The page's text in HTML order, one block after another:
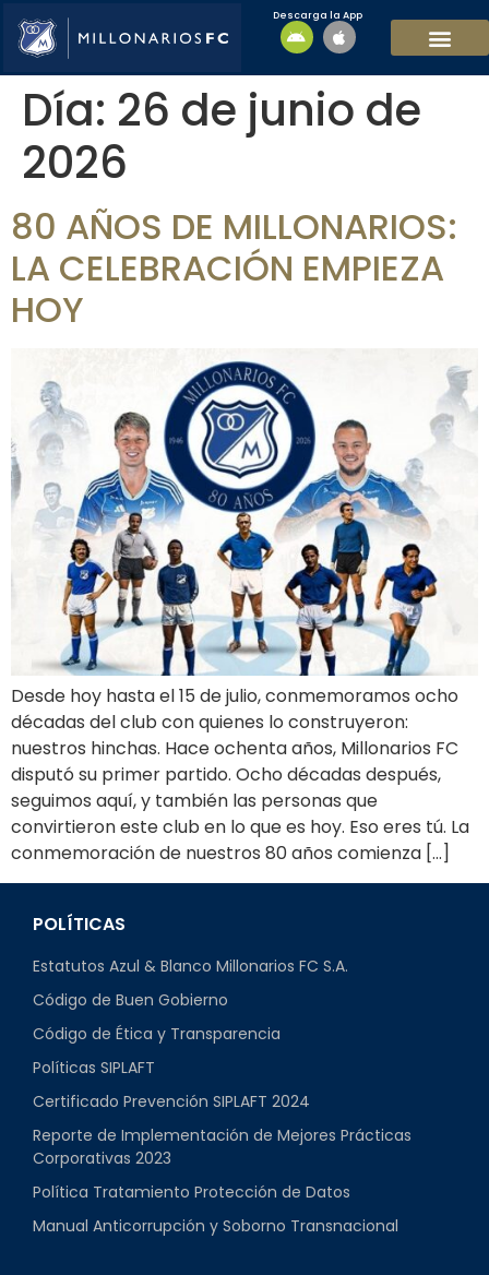
Descarga la App
Día: 26 de junio de
2026
80 AÑOS DE MILLONARIOS:
LA CELEBRACIÓN EMPIEZA
HOY
Desde hoy hasta el 15 de julio, conmemoramos ocho
décadas del club con quienes lo construyeron:
nuestros hinchas. Hace ochenta años, Millonarios FC
disputó su primer partido. Ocho décadas después,
seguimos aquí, y también las personas que
convirtieron este club en lo que es hoy. Eso eres tú. La
conmemoración de nuestros 80 años comienza […]
POLÍTICAS
Estatutos Azul & Blanco Millonarios FC S.A.
Código de Buen Gobierno
Código de Ética y Transparencia
Políticas SIPLAFT
Certificado Prevención SIPLAFT 2024
Reporte de Implementación de Mejores Prácticas
Corporativas 2023
Política Tratamiento Protección de Datos
Manual Anticorrupción y Soborno Transnacional